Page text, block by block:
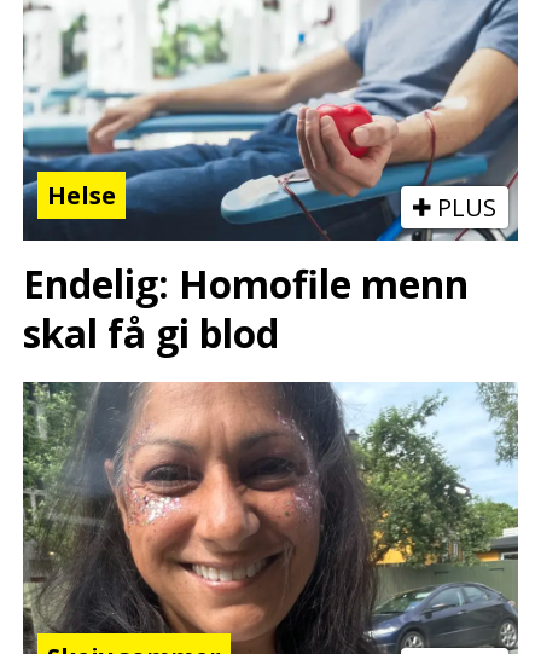
Helse PLUS
Endelig: Homofile menn
skal få gi blod